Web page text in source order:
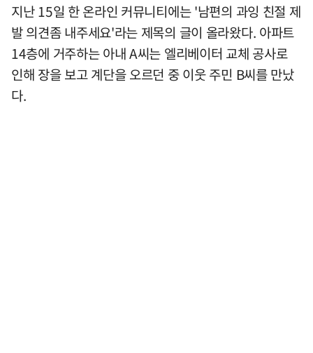
지난 15일 한 온라인 커뮤니티에는 '남편의 과잉 친절 제
발 의견좀 내주세요'라는 제목의 글이 올라왔다. 아파트
14층에 거주하는 아내 A씨는 엘리베이터 교체 공사로
인해 장을 보고 계단을 오르던 중 이웃 주민 B씨를 만났
다.